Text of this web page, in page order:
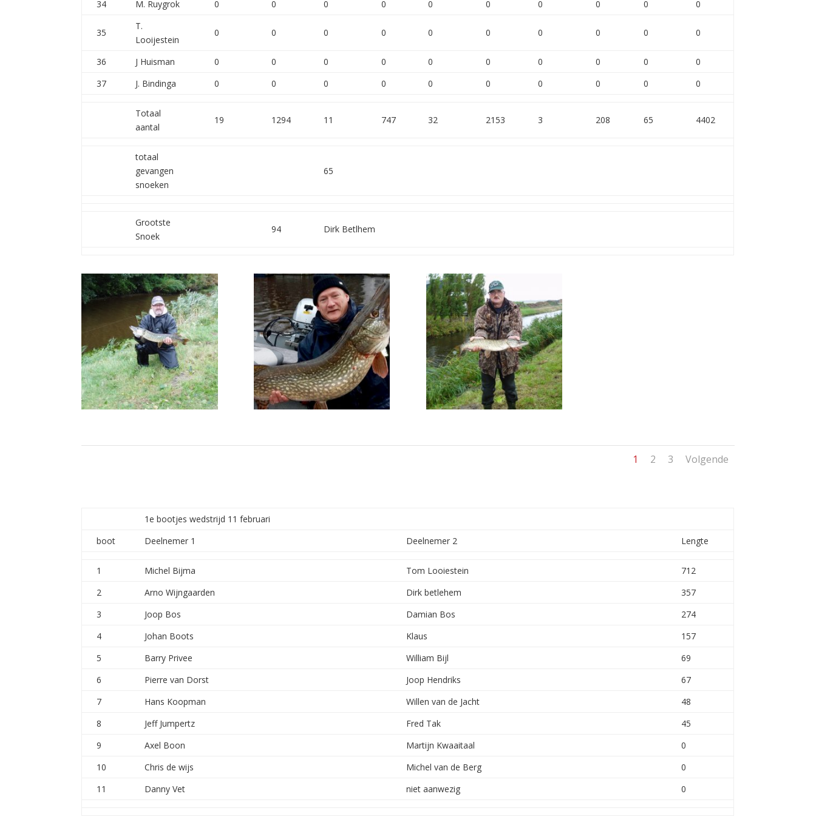
34
M. Ruygrok 0 0 0 0 0 0 0 0 0 0
35
T.
Looijestein
0 0 0 0 0 0 0 0 0 0
36 J Huisman 0 0 0 0 0 0 0 0 0
0
37
J. Bindinga 0 0 0 0 0 0 0 0 0 0
Totaal
aantal
19 1294 11 747 32 2153 3 208 65 4402
totaal
gevangen
snoeken
65
Grootste
Snoek
94 Dirk Betlhem
1 2 3 Volgende
1e bootjes wedstrijd 11 februari
boot
Deelnemer 1 Deelnemer 2 Lengte
1 Michel Bijma Tom Looiestein
712
2
Arno Wijngaarden Dirk betlehem
357
3
Joop Bos Damian Bos
274
4
Johan Boots Klaus
157
5
Barry Privee William Bijl
69
6
Pierre van Dorst Joop Hendriks
67
7
Hans Koopman Willen van de Jacht
48
8
Jeff Jumpertz Fred Tak
45
9
Axel Boon Martijn Kwaaitaal
0
10
Chris de wijs Michel van de Berg
0
11
Danny Vet niet aanwezig 0